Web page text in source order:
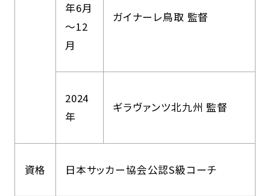
年6月
～12
月
ガイナーレ鳥取 監督
2024
年
ギラヴァンツ北九州 監督
資格 日本サッカー協会公認S級コーチ